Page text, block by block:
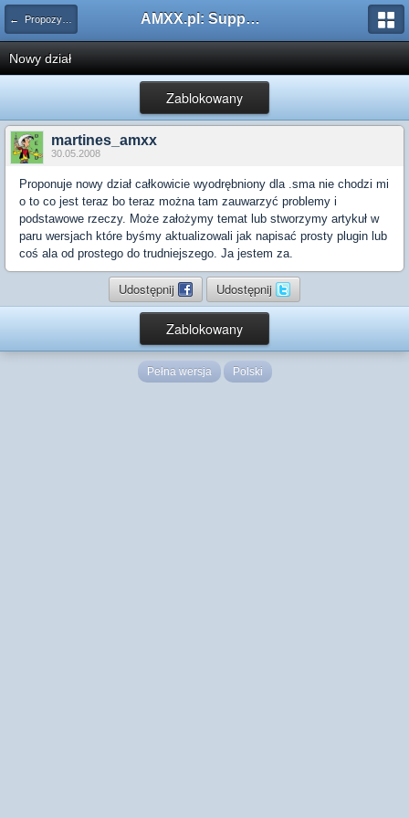
← Propozycje AMXX.pl: Support AMX Mod X i SourceMod
Nowy dział
Zablokowany
martines_amxx
30.05.2008
Proponuje nowy dział całkowicie wyodrębniony dla .sma nie chodzi mi
o to co jest teraz bo teraz można tam zauwarzyć problemy i
podstawowe rzeczy. Może założymy temat lub stworzymy artykuł w
paru wersjach które byśmy aktualizowali jak napisać prosty plugin lub
coś ala od prostego do trudniejszego. Ja jestem za.
Udostępnij Udostępnij
Zablokowany
Pełna wersja Polski